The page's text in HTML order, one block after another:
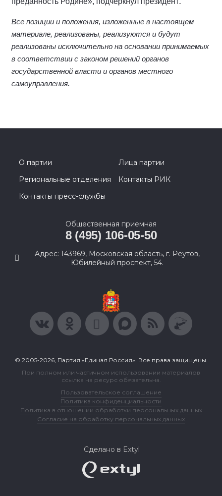
Все позиции и положения, изложенные в настоящем
материале, реализованы, реализуются и будут
реализованы исключительно на основании принимаемых
в соответствии с законом решений органов
государственной власти и органов местного
самоуправления.
О партии
Лица партии
Региональные отделения
Контакты РИК
Контакты пресс-службы
Общественная приемная
8 (495) 106-05-50
Адрес: 143969, Московская область, г. Реутов,
Юбилейный проспект, 54.
© 2005-2026, Партия «Единая Россия». Все права защищены.
При полном или частичном использовании материалов
ссылка на ресурс обязательна.
Пользовательское соглашение
Политика конфиденциальности
Политика в отношении обработки персональных данных
Согласие на обработку персональных данных
Сделано в Extyl